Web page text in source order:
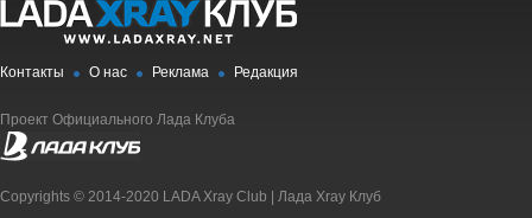
Контакты О нас Реклама Редакция
Проект Официального Лада Клуба
Copyrights © 2014-2020 LADA Xray Club | Лада Xray Клуб